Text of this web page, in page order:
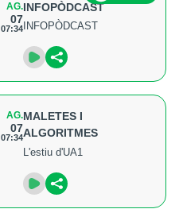
AG.
07
07:34
INFOPÒDCAST
INFOPÒDCAST
AG.
07
07:34
MALETES I
ALGORITMES
L'estiu d'UA1